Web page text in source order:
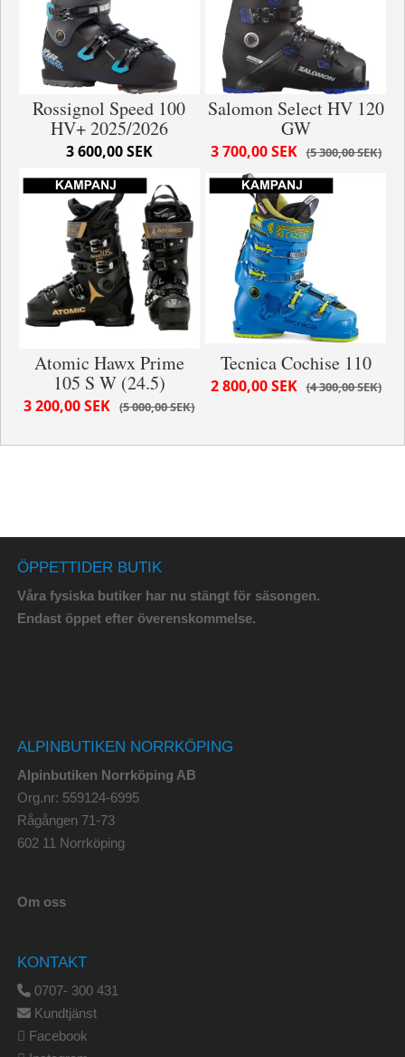
Rossignol Speed 100
HV+ 2025/2026
3 600,00 SEK
Salomon Select HV 120
GW
5 300,00 SEK
3 700,00 SEK
Atomic Hawx Prime
105 S W (24.5)
5 000,00 SEK
3 200,00 SEK
Tecnica Cochise 110
4 300,00 SEK
2 800,00 SEK
ÖPPETTIDER BUTIK
Våra fysiska butiker har nu stängt för säsongen.
Endast öppet efter överenskommelse.
ALPINBUTIKEN NORRKÖPING
Alpinbutiken Norrköping AB
Org.nr: 559124-6995
Rågången 71-73
602 11 Norrköping
Om oss
KONTAKT
0707- 300 431
Kundtjänst
Facebook